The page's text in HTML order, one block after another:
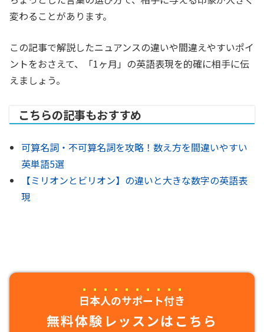
変わることがあります。
この記事で解説したニュアンスの違いや間違えやすいポイ
ントをおさえて、「1ヶ月」の英語表現を的確に相手に伝
えましょう。
こちらの記事もおすすめ
可算名詞・不可算名詞を攻略！数え方を間違いやすい
英単語5選
【ミリオンとビリオン】の違いと大きな数字の英語表
現
日本人のサポート付き
無料体験レッスンはこちら